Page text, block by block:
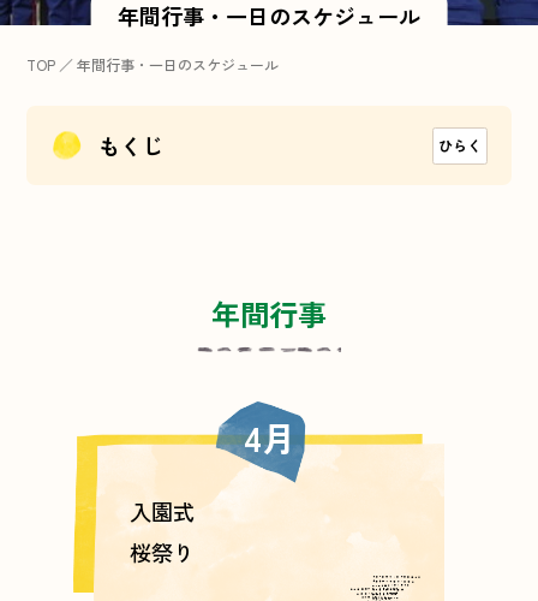
年間行事・一日のスケジュール
TOP ／年間行事・一日のスケジュール
もくじ
年間行事
4月
入園式
桜祭り